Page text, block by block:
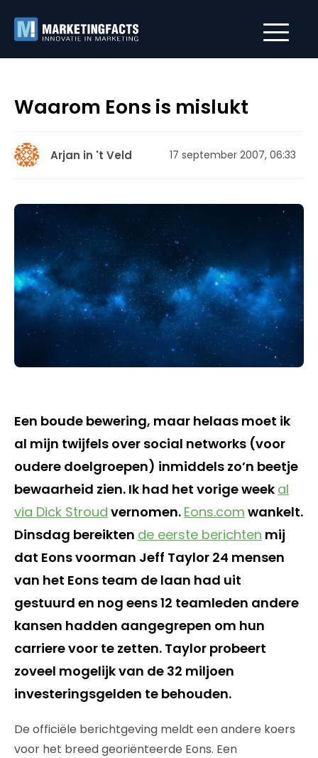
Waarom Eons is mislukt
Arjan in 't Veld 17 september 2007, 06:33
Een boude bewering, maar helaas moet ik
al mijn twijfels over social networks (voor
oudere doelgroepen) inmiddels zo’n beetje
bewaarheid zien. Ik had het vorige week al
via Dick Stroud vernomen. Eons.com wankelt.
Dinsdag bereikten de eerste berichten mij
dat Eons voorman Jeff Taylor 24 mensen
van het Eons team de laan had uit
gestuurd en nog eens 12 teamleden andere
kansen hadden aangegrepen om hun
carriere voor te zetten. Taylor probeert
zoveel mogelijk van de 32 miljoen
investeringsgelden te behouden.
De officiële berichtgeving meldt een andere koers
voor het breed georiënteerde Eons. Een